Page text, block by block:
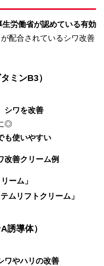
生労働省が認めている有効
配合されているシワ改善
ミンB3）
シワを改善
◎
も使いやすい
改善クリーム例
ーム」
ムリフトクリーム」
誘導体）
ワやハリの改善